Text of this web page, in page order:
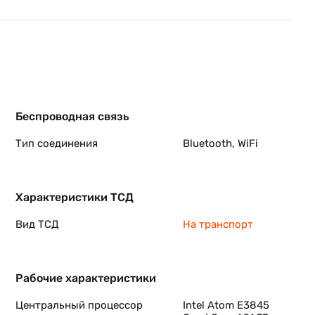
Беспроводная связь
Тип соединения Bluetooth, WiFi
Характеристики ТСД
Вид ТСД На транспорт
Рабочие характеристики
Центральный процессор
Intel Atom E3845